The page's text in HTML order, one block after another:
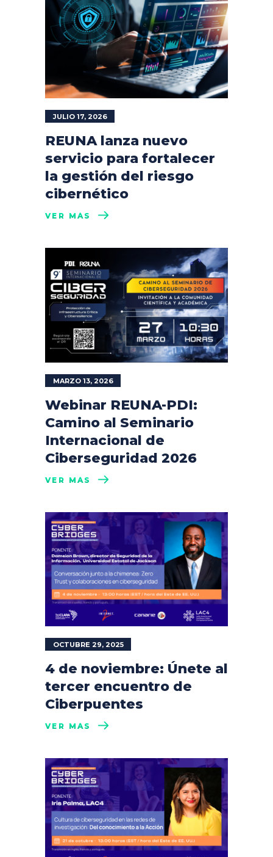
JULIO 17, 2026
REUNA lanza nuevo
servicio para fortalecer
la gestión del riesgo
cibernético
VER MÁS
MARZO 13, 2026
Webinar REUNA-PDI:
Camino al Seminario
Internacional de
Ciberseguridad 2026
VER MÁS
OCTUBRE 29, 2025
4 de noviembre: Únete al
tercer encuentro de
Ciberpuentes
VER MÁS